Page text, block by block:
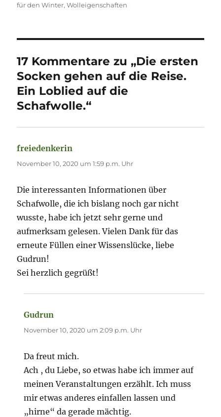
für den Winter,Wolleigenschaften
17 Kommentare zu „Die ersten
Socken gehen auf die Reise.
Ein Loblied auf die
Schafwolle.“
freiedenkerin
November 10, 2020 um 1:59 p.m. Uhr
Die interessanten Informationen über
Schafwolle, die ich bislang noch gar nicht
wusste, habe ich jetzt sehr gerne und
aufmerksam gelesen. Vielen Dank für das
erneute Füllen einer Wissenslücke, liebe
Gudrun!
Sei herzlich gegrüßt!
Gudrun
November 10, 2020 um 2:09 p.m. Uhr
Da freut mich.
Ach , du Liebe, so etwas habe ich immer auf
meinen Veranstaltungen erzählt. Ich muss
mir etwas anderes einfallen lassen und
„hirne“ da gerade mächtig.